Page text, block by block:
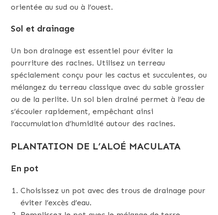
orientée au sud ou à l’ouest.
Sol et drainage
Un bon drainage est essentiel pour éviter la
pourriture des racines. Utilisez un terreau
spécialement conçu pour les cactus et succulentes, ou
mélangez du terreau classique avec du sable grossier
ou de la perlite. Un sol bien drainé permet à l’eau de
s’écouler rapidement, empêchant ainsi
l’accumulation d’humidité autour des racines.
PLANTATION DE L’ALOÉ MACULATA
En pot
Choisissez un pot avec des trous de drainage pour
éviter l’excès d’eau.